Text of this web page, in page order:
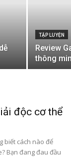
TẬP LUYỆN
Review
thông
độc cơ thể
biết cách nào để
Bạn đang đau đầu